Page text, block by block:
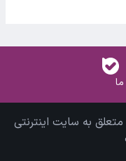
به سایت اینترنتی